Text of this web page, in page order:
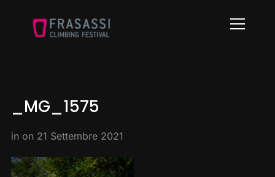
Info
_MG_1575
in on 21 Settembre 2021